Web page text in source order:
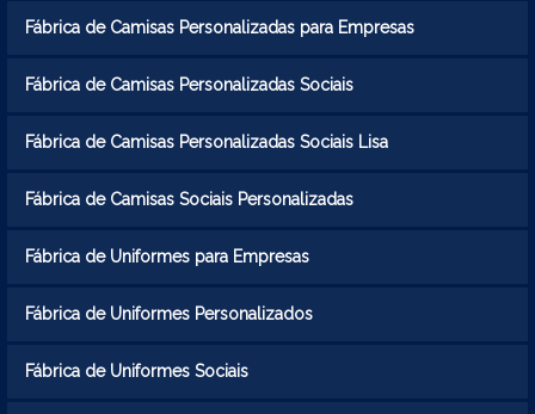
Fábrica de Camisas Personalizadas para Empresas
Fábrica de Camisas Personalizadas Sociais
Fábrica de Camisas Personalizadas Sociais Lisa
Fábrica de Camisas Sociais Personalizadas
Fábrica de Uniformes para Empresas
Fábrica de Uniformes Personalizados
Fábrica de Uniformes Sociais